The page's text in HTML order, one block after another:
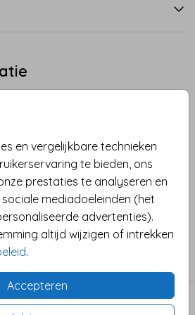
en vergelijkbare technieken
te bieden, ons
prestaties te analyseren en
mediadoeleinden (het
advertenties).
altijd wijzigen of intrekken
.
Accepteren
deurhanger. Op de
tekening van een lief baby
TIP: Plaats de naam van
en maak je kaart zo
ook leuk